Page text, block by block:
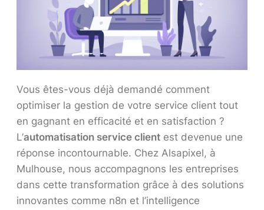
Vous êtes-vous déjà demandé comment
optimiser la gestion de votre service client tout
en gagnant en efficacité et en satisfaction ?
L’automatisation service client est devenue une
réponse incontournable. Chez Alsapixel, à
Mulhouse, nous accompagnons les entreprises
dans cette transformation grâce à des solutions
innovantes comme n8n et l’intelligence